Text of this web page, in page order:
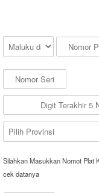
Silahkan Masukkan Nomot Plat
cek datanya